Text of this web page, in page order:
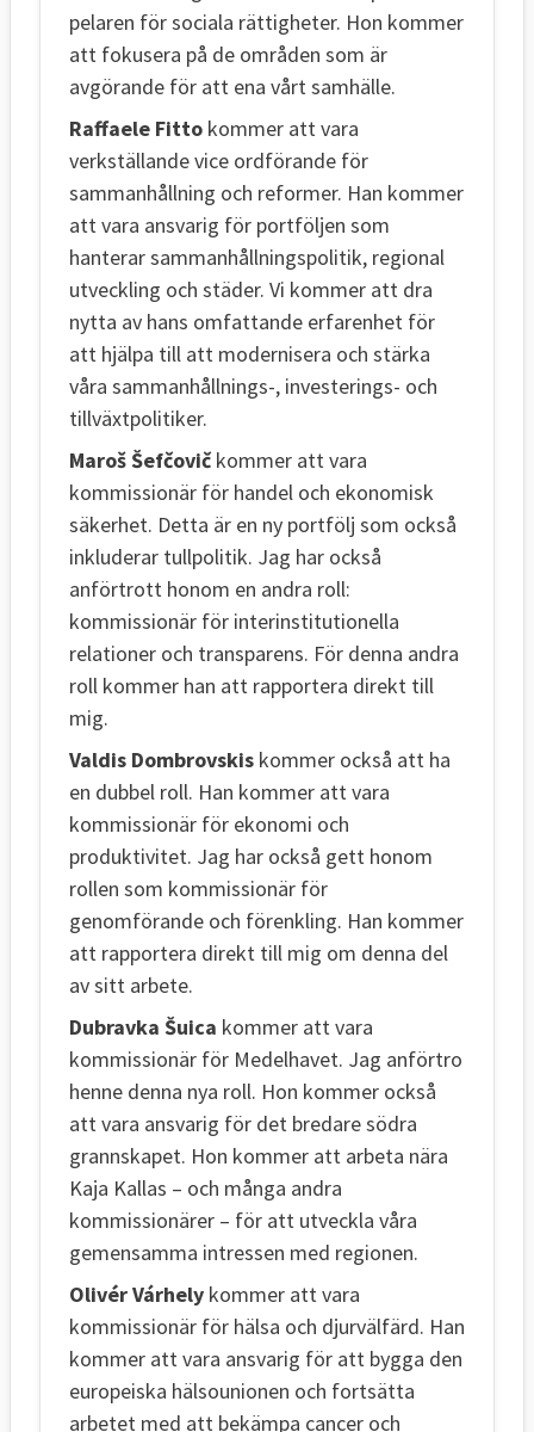
pelaren för sociala rättigheter. Hon kommer
att fokusera på de områden som är
avgörande för att ena vårt samhälle.
Raffaele Fitto kommer att vara
verkställande vice ordförande för
sammanhållning och reformer. Han kommer
att vara ansvarig för portföljen som
hanterar sammanhållningspolitik, regional
utveckling och städer. Vi kommer att dra
nytta av hans omfattande erfarenhet för
att hjälpa till att modernisera och stärka
våra sammanhållnings-, investerings- och
tillväxtpolitiker.
Maroš Šefčovič kommer att vara
kommissionär för handel och ekonomisk
säkerhet. Detta är en ny portfölj som också
inkluderar tullpolitik. Jag har också
anförtrott honom en andra roll:
kommissionär för interinstitutionella
relationer och transparens. För denna andra
roll kommer han att rapportera direkt till
mig.
Valdis Dombrovskis kommer också att ha
en dubbel roll. Han kommer att vara
kommissionär för ekonomi och
produktivitet. Jag har också gett honom
rollen som kommissionär för
genomförande och förenkling. Han kommer
att rapportera direkt till mig om denna del
av sitt arbete.
Dubravka Šuica kommer att vara
kommissionär för Medelhavet. Jag anförtro
henne denna nya roll. Hon kommer också
att vara ansvarig för det bredare södra
grannskapet. Hon kommer att arbeta nära
Kaja Kallas – och många andra
kommissionärer – för att utveckla våra
gemensamma intressen med regionen.
Olivér Várhely kommer att vara
kommissionär för hälsa och djurvälfärd. Han
kommer att vara ansvarig för att bygga den
europeiska hälsounionen och fortsätta
arbetet med att bekämpa cancer och